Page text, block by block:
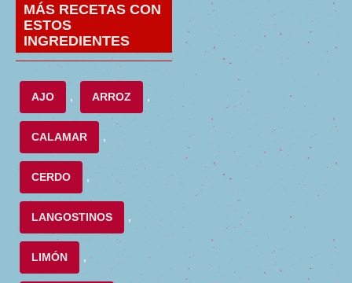
MÁS RECETAS CON
ESTOS
INGREDIENTES
AJO , ARROZ ,
CALAMAR ,
CERDO ,
LANGOSTINOS ,
LIMÓN ,